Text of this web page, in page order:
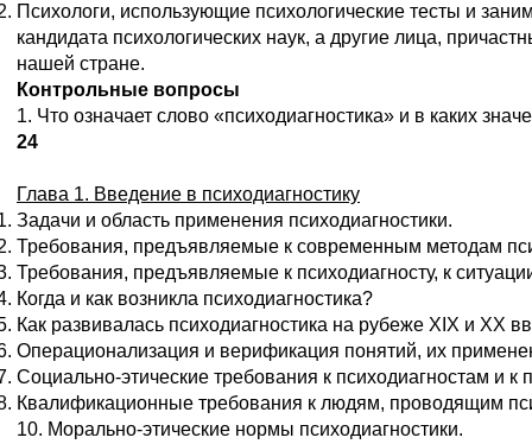
Психологи, использующие психологические тесты и
кандидата психологических наук, а другие лица,
нашей стране.
Контрольные вопросы
1. Что означает слово «психодиагностика» и в каких
24
Глава 1. Введение в психодиагностику
Задачи и область применения психодиагностики.
Требования, предъявляемые к современным методам
Требования, предъявляемые к психодиагносту, к
Когда и как возникла психодиагностика?
Как развивалась психодиагностика на рубеже XIX и XX
Операционализация и верификация понятий, их
Социально-этические требования к психодиагностам и к
Квалификационные требования к людям, проводящим
10. Морально-этические нормы психодиагностики.